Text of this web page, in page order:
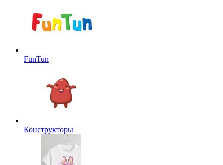
FunTun
Конструкторы